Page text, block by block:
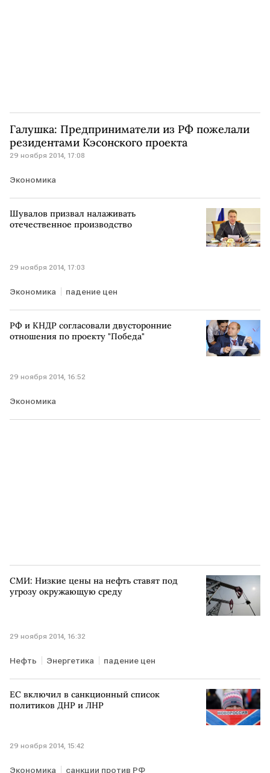
Галушка: Предприниматели из РФ пожелали
резидентами Кэсонского проекта
29 ноября 2014, 17:08
Экономика
Шувалов призвал налаживать
отечественное производство
29 ноября 2014, 17:03
Экономика падение цен
РФ и КНДР согласовали двусторонние
отношения по проекту "Победа"
29 ноября 2014, 16:52
Экономика
СМИ: Низкие цены на нефть ставят под
угрозу окружающую среду
29 ноября 2014, 16:32
Нефть Энергетика падение цен
ЕС включил в санкционный список
политиков ДНР и ЛНР
29 ноября 2014, 15:42
Экономика санкции против РФ